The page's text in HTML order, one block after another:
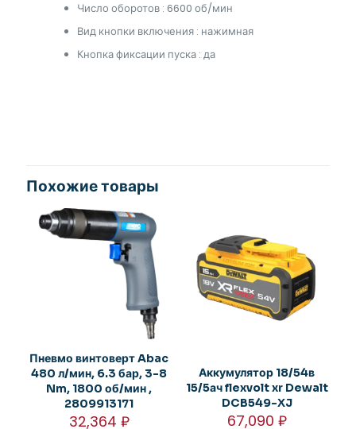
Число оборотов : 6600 об/мин
Вид кнопки включения : нажимная
Кнопка фиксации пуска : да
Похожие товары
Пневмо винтоверт Abac
480 л/мин, 6.3 бар, 3-8
Nm, 1800 об/мин ,
2809913171
32,364 ₽
Аккумулятор 18/54в
15/5ач flexvolt xr Dewalt
DCB549-XJ
67,090 ₽